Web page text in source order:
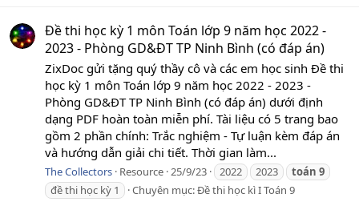
Đề thi học kỳ 1 môn Toán lớp 9 năm học 2022 -
2023 - Phòng GD&ĐT TP Ninh Bình (có đáp án)
ZixDoc gửi tặng quý thầy cô và các em học sinh Đề thi
học kỳ 1 môn Toán lớp 9 năm học 2022 - 2023 -
Phòng GD&ĐT TP Ninh Bình (có đáp án) dưới định
dạng PDF hoàn toàn miễn phí. Tài liệu có 5 trang bao
gồm 2 phần chính: Trắc nghiệm - Tự luận kèm đáp án
và hướng dẫn giải chi tiết. Thời gian làm...
The Collectors Resource 25/9/23 2022 2023 toán 9
đề thi học kỳ 1
Chuyên mục:Đề thi học kì I Toán 9